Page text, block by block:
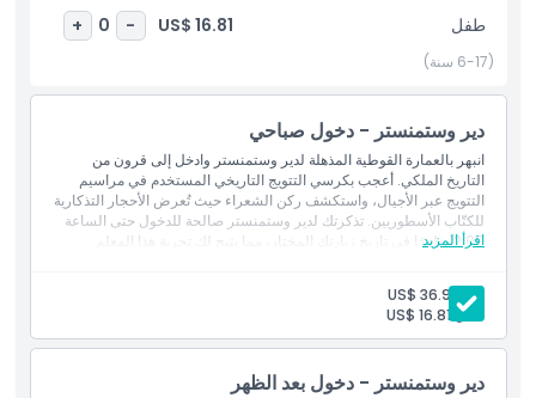
أبرز المعالم
المتضمنات
سياسة الأطفال والبالغين
ما يجب معرفته
الموقع
كيفية الوصول إلى هناك
طفل US$ 16.81
-
0
+
(6-17 سنة)
دير وستمنستر - دخول صباحي
انبهر بالعمارة القوطية المذهلة لدير وستمنستر وادخل إلى قرون من
التاريخ الملكي. أعجب بكرسي التتويج التاريخي المستخدم في مراسيم
التتويج عبر الأجيال، واستكشف ركن الشعراء حيث تُعرض الأحجار التذكارية
للكتّاب الأسطوريين. تذكرتك لدير وستمنستر صالحة للدخول حتى الساعة
12:00 ظهرًا في تاريخ زيارتك المختار، مما يتيح لك تجربة هذا المعلماقرأ المزيد
بالغ:
US$ 36.99
طفل: US$ 16.81
دير وستمنستر - دخول بعد الظهر